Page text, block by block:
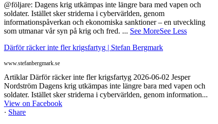
@följare: Dagens krig utkämpas inte längre bara med vapen och
soldater. Istället sker striderna i cybervärlden, genom
informationspåverkan och ekonomiska sanktioner – en utveckling
som utmanar vår syn på krig och fred. ... See MoreSee Less
Därför räcker inte fler krigsfartyg | Stefan Bergmark
www.stefanbergmark.se
Artiklar Därför räcker inte fler krigsfartyg 2026-06-02 Jesper
Nordström Dagens krig utkämpas inte längre bara med vapen och
soldater. Istället sker striderna i cybervärlden, genom information...
View on Facebook
· Share